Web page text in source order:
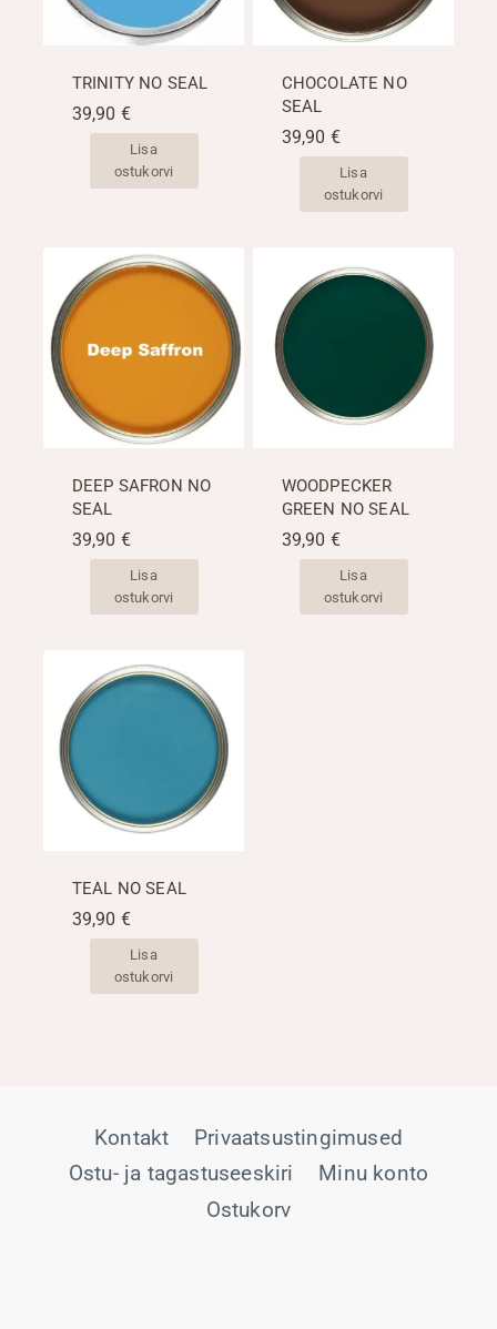
TRINITY NO SEAL
39,90 €
Lisa
ostukorvi
CHOCOLATE NO
SEAL
39,90 €
Lisa
ostukorvi
DEEP SAFRON NO
SEAL
39,90 €
Lisa
ostukorvi
WOODPECKER
GREEN NO SEAL
39,90 €
Lisa
ostukorvi
TEAL NO SEAL
39,90 €
Lisa
ostukorvi
Kontakt
Privaatsustingimused
Ostu- ja tagastuseeskiri
Minu konto
Ostukorv